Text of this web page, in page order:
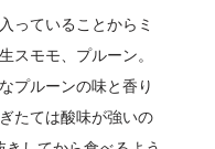
っていることからミ
スモモ、プルーン。
プルーンの味と香り
たては酸味が強いの